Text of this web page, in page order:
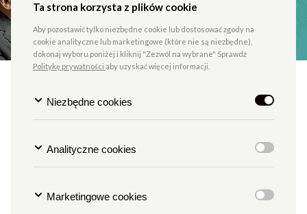
PLANETA, NASZA
wokół książki „Życie na
naszej planecie” Davida
Ta strona korzysta z plików cookie
Aby pozostawić tylko niezbędne cookie lub dostosować zgody na
cookie analityczne lub marketingowe (które nie są niezbędne),
dokonaj wyboru poniżej i kliknij "Zezwól na wybrane" Sprawdź
Politykę prywatności aby uzyskać więcej informacji.
Niezbędne cookies
Analityczne cookies
Marketingowe cookies